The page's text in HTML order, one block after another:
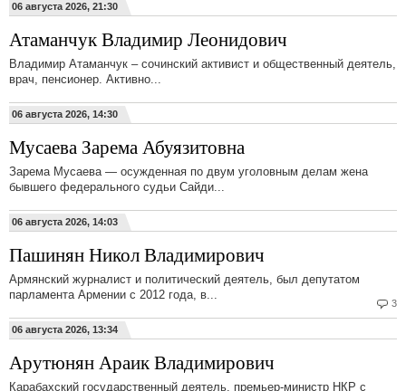
06 августа 2026, 21:30
Атаманчук Владимир Леонидович
Владимир Атаманчук – сочинский активист и общественный деятель,
врач, пенсионер. Активно...
06 августа 2026, 14:30
Мусаева Зарема Абуязитовна
Зарема Мусаева — осужденная по двум уголовным делам жена
бывшего федерального судьи Сайди...
06 августа 2026, 14:03
3
Пашинян Никол Владимирович
Армянский журналист и политический деятель, был депутатом
парламента Армении с 2012 года, в...
06 августа 2026, 13:34
Арутюнян Араик Владимирович
Карабахский государственный деятель. премьер-министр НКР с